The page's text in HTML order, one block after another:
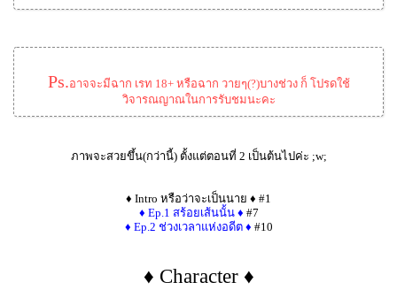
Ps.อาจจะมีฉาก เรท 18+ หรือฉาก วายๆ(?)บางช่วง ก็ โปรดใช้
วิจารณญาณในการรับชมนะคะ
ภาพจะสวยขึ้น(กว่านี้) ตั้งแต่ตอนที่ 2 เป็นต้นไปค่ะ ;w;
♦ Intro หรือว่าจะเป็นนาย ♦ #1
♦ Ep.1 สร้อยเส้นนั้น ♦ #7
♦ Ep.2 ช่วงเวลาแห่งอดีต ♦ #10
♦ Character ♦